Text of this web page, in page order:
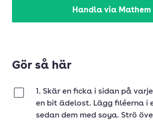
Handla via Mathem
Gör så här
1. Skär en ficka i sidan på
en bit ädelost. Lägg filéerna i
sedan dem med soya. Strö